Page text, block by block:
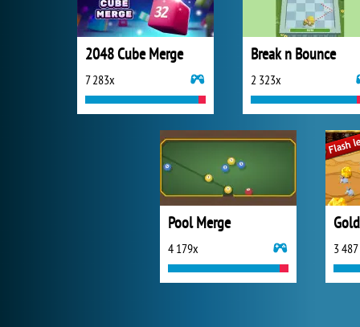
2048 Cube Merge
7 283x
Break n Bounce
2 323x
Pool Merge
4 179x 3